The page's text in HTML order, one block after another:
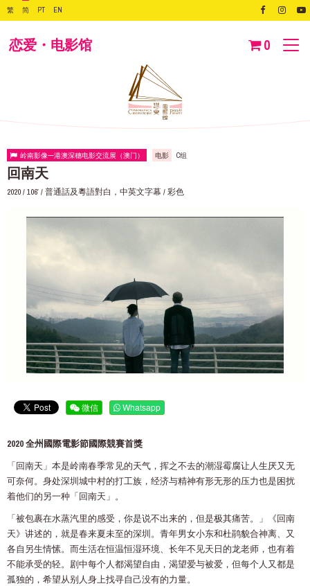
繁 简 PT EN
恋爱・电影馆 0
岭南影像—港澳深穗电影交流展（澳门） 电影 C组
回南天
2020 / 106′ / 普通話及粵語對白，中英文字幕 / 彩色
微信 Whatsapp
2020 全州國際電影節國際競賽首獎
「回南天」本是岭南春季常见的天气，挥之不去的潮湿霉腐让人生厌又无
可奈何。身处深圳城中村的打工族，经济与精神有形无形的压力也是困扰
着他们的另一种「回南天」。
「被包裹在水蒸汽里的感受，你是说不出来的，但是极其痛苦。」《回南
天》讲述的，就是春来夏未至的深圳。青年男女小东和杜鹃貌合神离、又
各自另生情愫。而生活在恒温恒湿环境、长年不见天日的龙老师，也有着
不能承受的轻。剧中每个人都渴望自由，渴望爱与被爱，但每个人又都是
孤独的，希望从别人身上找寻自己没有的力量。